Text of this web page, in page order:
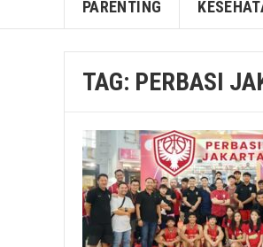
PARENTING
TAG: PERBASI